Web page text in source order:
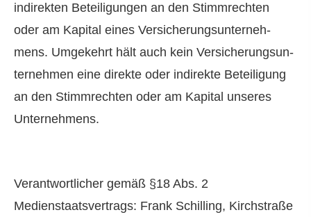
indirekten Beteiligungen an den Stimmrechten
oder am Kapital eines Ver­si­che­rungs­un­ter­neh­
mens. Umgekehrt hält auch kein Ver­si­che­rungs­un­
ter­neh­men eine direkte oder indirekte Beteiligung
an den Stimmrechten oder am Kapital unseres
Unternehmens.
Verantwortlicher gemäß §18 Abs. 2
Medienstaatsvertrags: Frank Schilling, Kirchstraße